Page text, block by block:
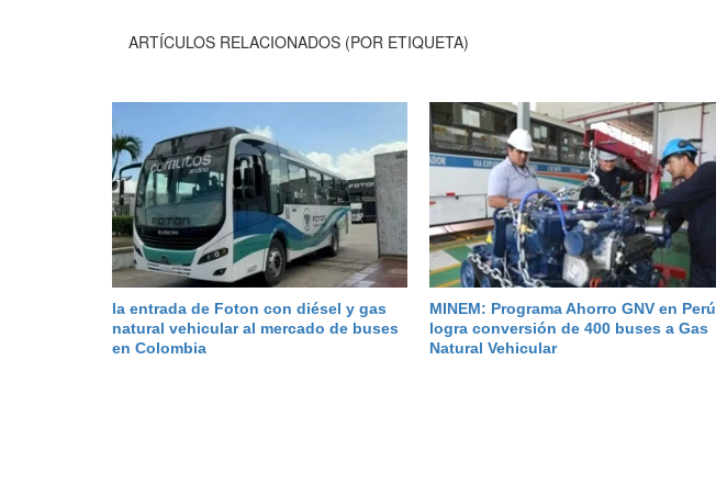
ARTÍCULOS RELACIONADOS (POR ETIQUETA)
la entrada de Foton con diésel y gas
natural vehicular al mercado de buses
en Colombia
MINEM: Programa Ahorro GNV en Perú
logra conversión de 400 buses a Gas
Natural Vehicular